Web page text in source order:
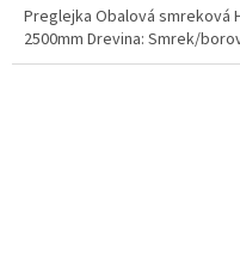
Preglejka Obalová smreková
2500mm Drevina: Smrek/